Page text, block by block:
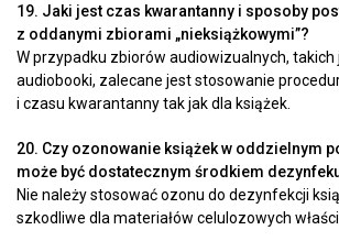
19. Jaki jest czas kwarantanny i sposoby
z oddanymi zbiorami „nieksiążkowymi”?
W przypadku zbiorów audiowizualnych, takich
audiobooki, zalecane jest stosowanie
i czasu kwarantanny tak jak dla książek.
20. Czy ozonowanie książek w oddzielnym
może być dostatecznym środkiem
Nie należy stosować ozonu do dezynfekcji
szkodliwe dla materiałów celulozowych